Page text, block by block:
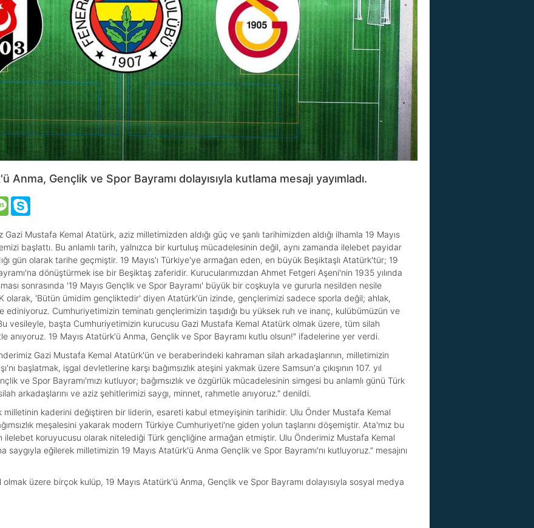
Gençlik ve Spor Bayramı dolayısıyla kutlama mesajı yayımladı.
Message
Mustafa Kemal Atatürk, aziz milletimizden aldığı güç ve şanlı tarihimizden aldığı ilhamla 19 Mayıs
başlattı. Bu anlamlı tarih, yalnızca bir kurtuluş mücadelesinin değil, aynı zamanda ilelebet payidar
gün olarak tarihe geçmiştir. 19 Mayıs'ı Türkiye'ye armağan eden, en büyük Beşiktaşlı Atatürk'tür; 19
dönüştürmek ise bir Beşiktaş zaferidir. Kurucularımızdan Ahmet Fetgeri Aşeni'nin 1935 yılında
sonrasında '19 Mayıs Gençlik ve Spor Bayramı' büyük bir coşkuyla ve gururla nesilden nesile
olarak, 'Bütün ümidim gençliktedir' diyen Atatürk'ün izinde, gençlerimizi sadece sporla değil; ahlak,
Cumhuriyetimizin teminatı gençlerimizin taşıdığı bu yüksek ruh ve inanç, kulübümüzün ve
vesileyle, başta Cumhuriyetimizin kurucusu Gazi Mustafa Kemal Atatürk olmak üzere, tüm silah
anıyoruz. 19 Mayıs Atatürk'ü Anma, Gençlik ve Spor Bayramı kutlu olsun!" ifadelerine yer verdi.
Gazi Mustafa Kemal Atatürk'ün ve beraberindeki kahraman silah arkadaşlarının, milletimizin
başlatmak, işgal devletlerine karşı bağımsızlık ateşini yakmak üzere Samsun'a çıkışının 107. yıl
ve Spor Bayramı'mızı kutluyor; bağımsızlık ve özgürlük mücadelesinin simgesi bu anlamlı günü Türk
arkadaşlarını ve aziz şehitlerimizi saygı, minnet, rahmetle anıyoruz." denildi.
milletinin kaderini değiştiren bir liderin, esareti kabul etmeyişinin tarihidir. Ulu Önder Mustafa Kemal
meşalesini yakarak modern Türkiye Cumhuriyeti'ne giden yolun taşlarını döşemiştir. Ata'mız bu
koruyucusu olarak nitelediği Türk gençliğine armağan etmiştir. Ulu Önderimiz Mustafa Kemal
saygıyla eğilerek milletimizin 19 Mayıs Atatürk'ü Anma Gençlik ve Spor Bayramı'nı kutluyoruz." mesajını
üzere birçok kulüp, 19 Mayıs Atatürk'ü Anma, Gençlik ve Spor Bayramı dolayısıyla sosyal medya